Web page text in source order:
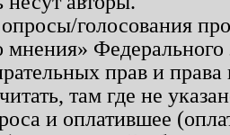
голосования
мнения»
прав и
там где не
и оплатившее